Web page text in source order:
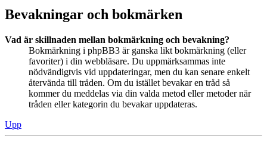
Bevakningar och bokmärken
Vad är skillnaden mellan bokmärkning och bevakning?
Bokmärkning i phpBB3 är ganska likt bokmärkning (eller
favoriter) i din webbläsare. Du uppmärksammas inte
nödvändigtvis vid uppdateringar, men du kan senare enkelt
återvända till tråden. Om du istället bevakar en tråd så
kommer du meddelas via din valda metod eller metoder när
tråden eller kategorin du bevakar uppdateras.
Upp